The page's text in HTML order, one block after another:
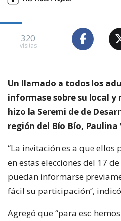
320
visitas
Un llamado a todos los
informase sobre su local y
hizo la Seremi de de
región del Bío Bío, Paulina
“La invitación es a que
en estas elecciones del 17
puedan informarse
fácil su participación”,
Agregó que “para eso